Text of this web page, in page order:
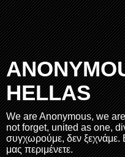
HELLAS
We are Anonymous, we
not forget, united as one,
συγχωρούμε, δεν ξεχνάμε.
μας περιμένετε.